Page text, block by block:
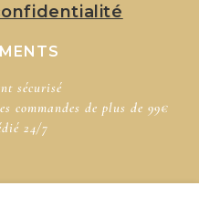
sécurisé​
commandes de plus de 99€
24/7